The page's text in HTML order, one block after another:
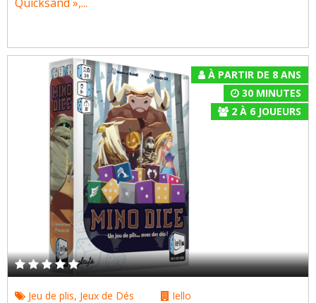
À PARTIR DE 8 ANS
30 MINUTES
2À 6JOUEURS
Jeu de plis, Jeux de Dés Iello